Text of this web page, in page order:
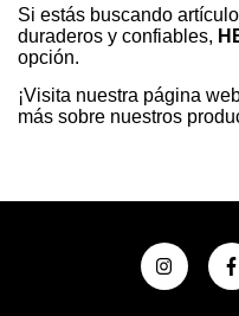
Si estás buscando
duraderos y confiables,
opción.
¡Visita nuestra página
más sobre nuestros